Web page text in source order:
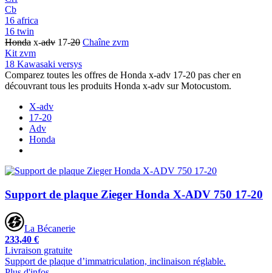
Cb
16 africa
16 twin
Honda x-adv 17-20 Chaîne zvm
Kit zvm
18 Kawasaki versys
Comparez toutes les offres de Honda x-adv 17-20 pas cher en
découvrant tous les produits Honda x-adv sur Motocustom.
X-adv
17-20
Adv
Honda
Support de plaque Zieger Honda X-ADV 750 17-20
La Bécanerie
233,40 €
Livraison gratuite
Support de plaque d’immatriculation, inclinaison réglable.